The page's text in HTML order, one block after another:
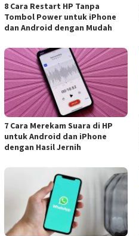
8 Cara Restart HP Tanpa
Tombol Power untuk iPhone
dan Android dengan Mudah
7 Cara Merekam Suara di HP
untuk Android dan iPhone
dengan Hasil Jernih